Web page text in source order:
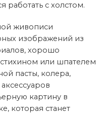
работать с холстом.
живописи
изображений из
хорошо
или шпателем
пасты, колера,
картину в
которая станет